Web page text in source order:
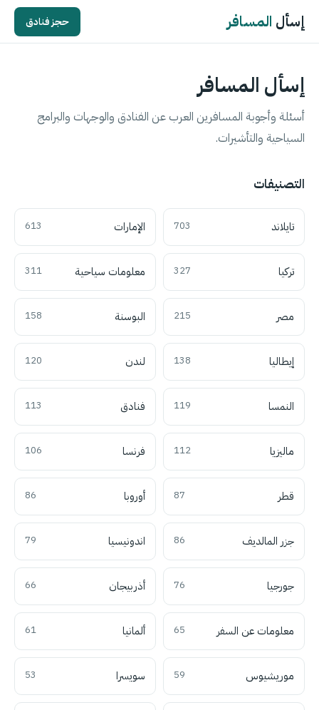
إسأل المسافر حجز فنادق
إسأل المسافر
أسئلة وأجوبة المسافرين العرب عن الفنادق والوجهات والبرامج
السياحية والتأشيرات.
التصنيفات
تايلاند 703 الإمارات 613
تركيا 327 معلومات سياحية 311
مصر 215 البوسنة 158
إيطاليا 138 لندن 120
النمسا 119 فنادق 113
ماليزيا 112 فرنسا 106
قطر 87 أوروبا 86
جزر المالديف 86 اندونيسيا 79
جورجيا 76 أذربيجان 66
معلومات عن السفر 65 ألمانيا 61
موريشيوس 59 سويسرا 53